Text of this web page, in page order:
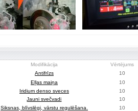
Modifikācija
Vērtējums
Antifrīzs
10
Eļļas maiņa
10
Iridium denso sveces
10
Jauni svečvadi
10
Siksnas, blīvslēgi, vārstu regulēšana.
10